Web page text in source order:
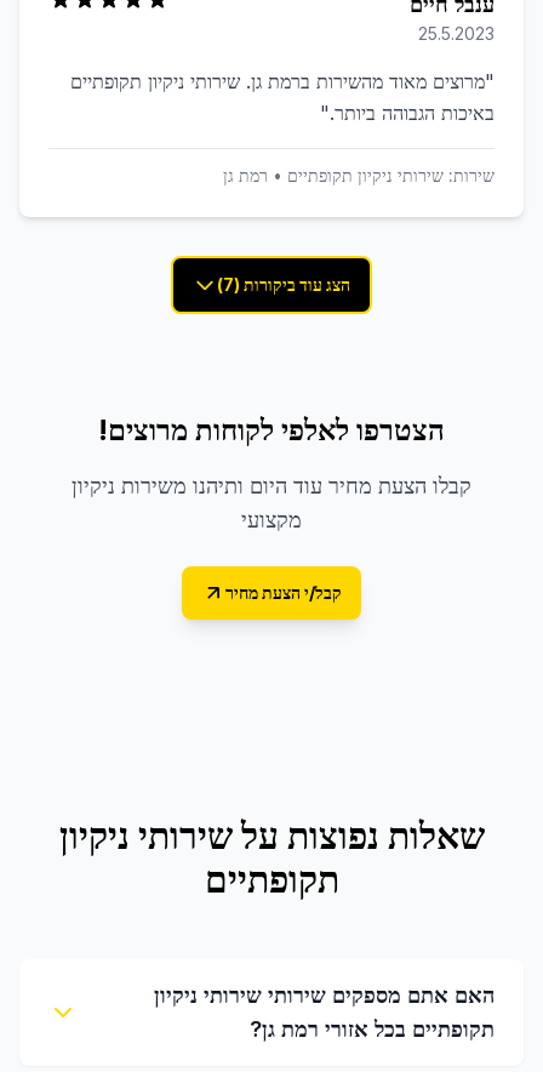
25.5.2023
"מרוצים מאוד מהשירות ברמת גן. שירותי ניקיון תקופתיים
באיכות הגבוהה ביותר."
שירות: שירותי ניקיון תקופתיים • רמת גן
הצג עוד ביקורות (7)
הצטרפו לאלפי לקוחות מרוצים!
קבלו הצעת מחיר עוד היום ותיהנו משירות ניקיון
מקצועי
קבל/י הצעת מחיר
שאלות נפוצות עלשירותי ניקיון
תקופתיים
האם אתם מספקים שירותי שירותי ניקיון
תקופתיים בכל אזורי רמת גן?